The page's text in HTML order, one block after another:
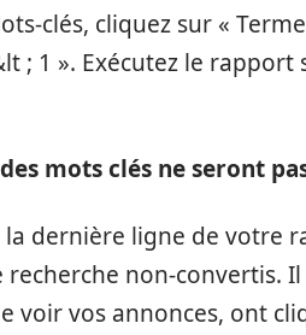
clés, cliquez sur «
; 1 ». Exécutez le
mots clés ne seront
la dernière ligne de
non-convertis.
voir vos annonces, ont